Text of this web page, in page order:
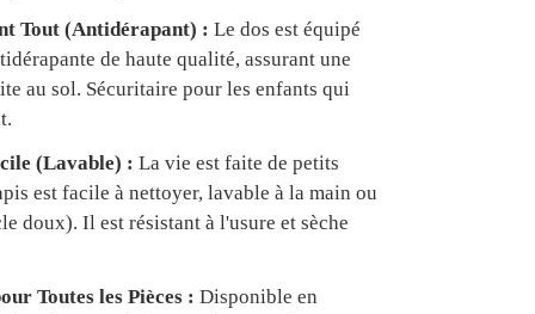
Tout (Antidérapant) : Le dos est équipé
de haute qualité, assurant une
au sol. Sécuritaire pour les enfants qui
(Lavable) : La vie est faite de petits
est facile à nettoyer, lavable à la main ou
doux). Il est résistant à l'usure et sèche
Toutes les Pièces : Disponible en